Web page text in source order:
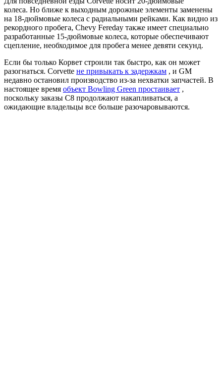
колеса. Но ближе к выходным дорожные элементы заменены
на 18-дюймовые колеса с радиальными рейками. Как видно из
рекордного пробега, Chevy Fereday также имеет специально
разработанные 15-дюймовые колеса, которые обеспечивают
сцепление, необходимое для пробега менее девяти секунд.
Если бы только Корвет строили так быстро, как он может
разогнаться. Corvette не привыкать к задержкам , и GM
недавно остановил производство из-за нехватки запчастей. В
настоящее время объект Bowling Green простаивает ,
поскольку заказы C8 продолжают накапливаться, а
ожидающие владельцы все больше разочаровываются.